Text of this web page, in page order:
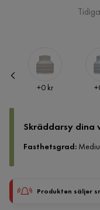
Pris
+0 kr +
Skräddarsy dina
Fasthetsgrad:
Produkten säljer